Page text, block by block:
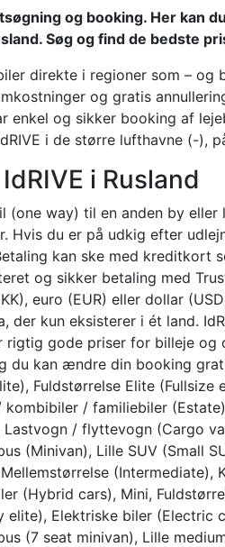
og booking. Her kan
Søg og find de bedste
direkte i regioner som – og
og gratis
enkel og sikker booking af
i de større lufthavne (-),
i Rusland
(one way) til en anden by
Hvis du er på udkig efter
kan ske med kreditkort
og sikker betaling med
euro (EUR) eller dollar
der kun eksisterer i ét land.
rigtig gode priser for billeje
du kan ændre din booking
Fuldstørrelse Elite
kombibiler / familiebiler
Lastvogn / flyttevogn (Cargo
(Minivan), Lille SUV (Small
(Hybrid cars), Mini,
elite), Elektriske biler
(7 seat minivan), Lille